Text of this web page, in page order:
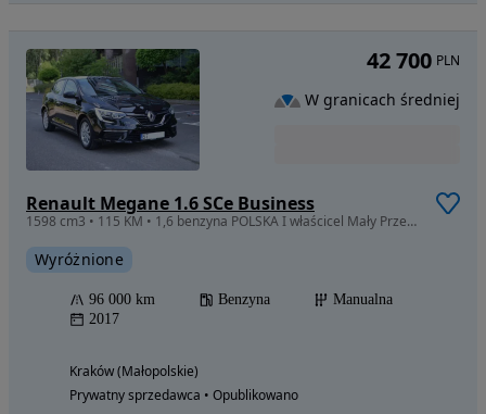
Renault Megane 1.6 SCe Business
1598 cm3 • 115 KM • 1,6 benzyna POLSKA I właścicel Mały Przebieg 90 tyś
Wyróżnione
96 000 km Benzyna
Manualna
2017
Kraków (Małopolskie)
Prywatny sprzedawca • Opublikowano
42 700 PLN
W granicach średniej